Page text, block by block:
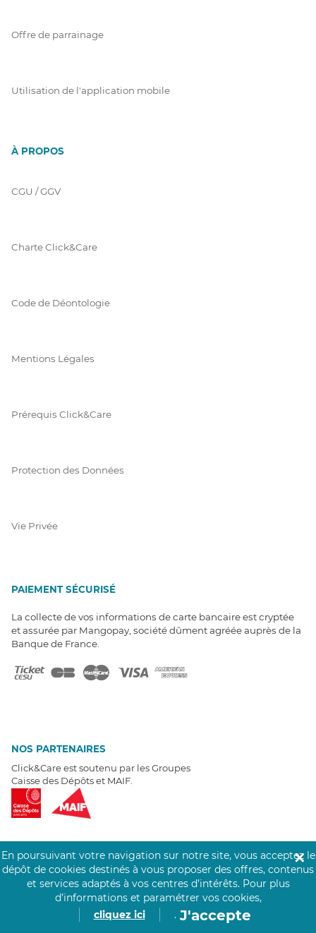
Offre de parrainage
Utilisation de l'application mobile
À PROPOS
CGU / GGV
Charte Click&Care
Code de Déontologie
Mentions Légales
Prérequis Click&Care
Protection des Données
Vie Privée
PAIEMENT SÉCURISÉ
La collecte de vos informations de carte bancaire est cryptée
et assurée par Mangopay, société dûment agréée auprès de la
Banque de France.
NOS PARTENAIRES
Click&Care est soutenu par les Groupes
Caisse des Dépôts et MAIF.
EXPERTS À VOTRE ÉCOUTE
Un besoin de recrutement ? Click&Care vous accompagne par
téléphone 7/7.
Être rappelé aujourd'hui
En poursuivant votre navigation sur notre site, vous acceptez le
dépôt de cookies destinés à vous proposer des offres, contenus
et services adaptés à vos centres d’intérêts. Pour plus
d’informations et paramétrer vos cookies,
cliquez ici
. J'accepte
✕